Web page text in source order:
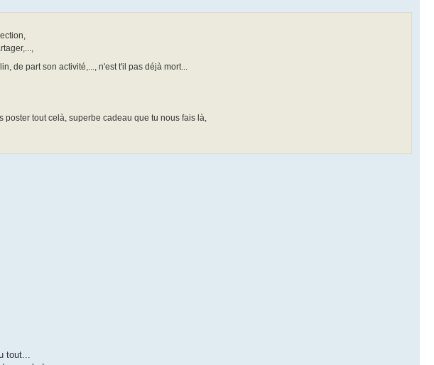
de part son activité,..., n'est t'il pas déjà mort...
tout celà, superbe cadeau que tu nous fais là,
tout...